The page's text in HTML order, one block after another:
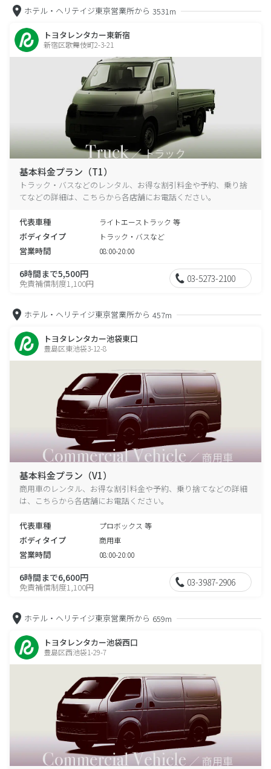
ホテル・ヘリテイジ東京営業所から 3531m
トヨタレンタカー東新宿
新宿区歌舞伎町2-3-21
基本料金プラン（T1）
トラック・バスなどのレンタル、お得な割引料金や予約、乗り捨
てなどの詳細は、こちらから各店舗にお電話ください。
代表車種 ライトエーストラック 等
ボディタイプ トラック・バスなど
営業時間 08:00-20:00
6時間まで5,500円
免責補償制度1,100円 03-5273-2100
ホテル・ヘリテイジ東京営業所から 457m
トヨタレンタカー池袋東口
豊島区東池袋3-12-8
基本料金プラン（V1）
商用車のレンタル、お得な割引料金や予約、乗り捨てなどの詳細
は、こちらから各店舗にお電話ください。
代表車種 プロボックス 等
ボディタイプ 商用車
営業時間 08:00-20:00
6時間まで6,600円
免責補償制度1,100円 03-3987-2906
ホテル・ヘリテイジ東京営業所から 659m
トヨタレンタカー池袋西口
豊島区西池袋1-29-7